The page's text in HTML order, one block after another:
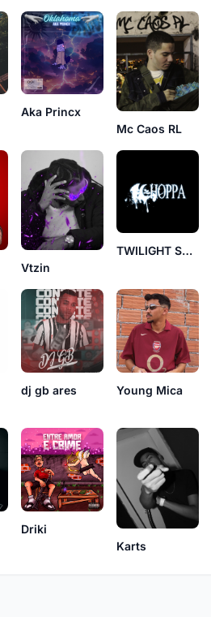
Aka Princx
Mc Caos RL
Vtzin
TWILIGHT SYSTEM
dj gb ares Young Mica
Driki
Karts